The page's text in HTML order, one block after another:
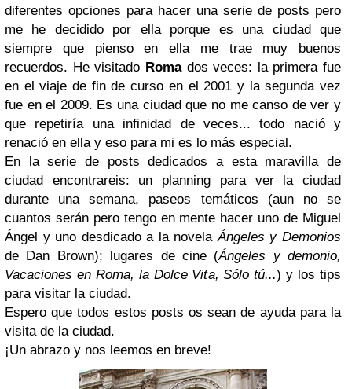
diferentes opciones para hacer una serie de posts pero
me he decidido por ella porque es una ciudad que
siempre que pienso en ella me trae muy buenos
recuerdos. He visitado Romados veces: la primera fue
en el viaje de fin de curso en el 2001 y la segunda vez
fue en el 2009. Es una ciudad que no me canso de ver y
que repetiría una infinidad de veces... todo nació y
renació en ella y eso para mi es lo más especial.
En la serie de posts dedicados a esta maravilla de
ciudad encontrareis: un planning para ver la ciudad
durante una semana, paseos temáticos (aun no se
cuantos serán pero tengo en mente hacer uno de Miguel
Ángel y uno desdicado a la novelaÁngeles y Demonios
de Dan Brown); lugares de cine (Ángeles y demonio,
Vacaciones en Roma, la Dolce Vita, Sólo tú...) y los tips
para visitar la ciudad.
Espero que todos estos posts os sean de ayuda para la
visita de la ciudad.
¡Un abrazo y nos leemos en breve!